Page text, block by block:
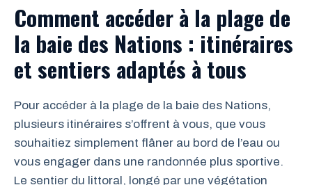
Comment accéder à la plage de
la baie des Nations : itinéraires
et sentiers adaptés à tous
Pour accéder à la plage de la baie des Nations,
plusieurs itinéraires s’offrent à vous, que vous
souhaitiez simplement flâner au bord de l’eau ou
vous engager dans une randonnée plus sportive.
Le sentier du littoral, longé par une végétation